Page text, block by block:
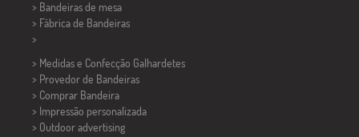
> Bandeiras de mesa
> Fábrica de Bandeiras
>
> Medidas e Confecção Galhardetes
> Provedor de Bandeiras
> Comprar Bandeira
> Impressão personalizada
> Outdoor advertising